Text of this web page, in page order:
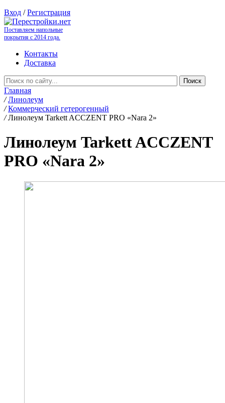
Вход /Регистрация
Поставляем напольные
покрытия с 2014 года.
Контакты
Доставка
Главная
/ Линолеум
/ Коммерческий гетерогенный
/ Линолеум Tarkett ACCZENT PRO «Nara 2»
Линолеум Tarkett ACCZENT
PRO «Nara 2»